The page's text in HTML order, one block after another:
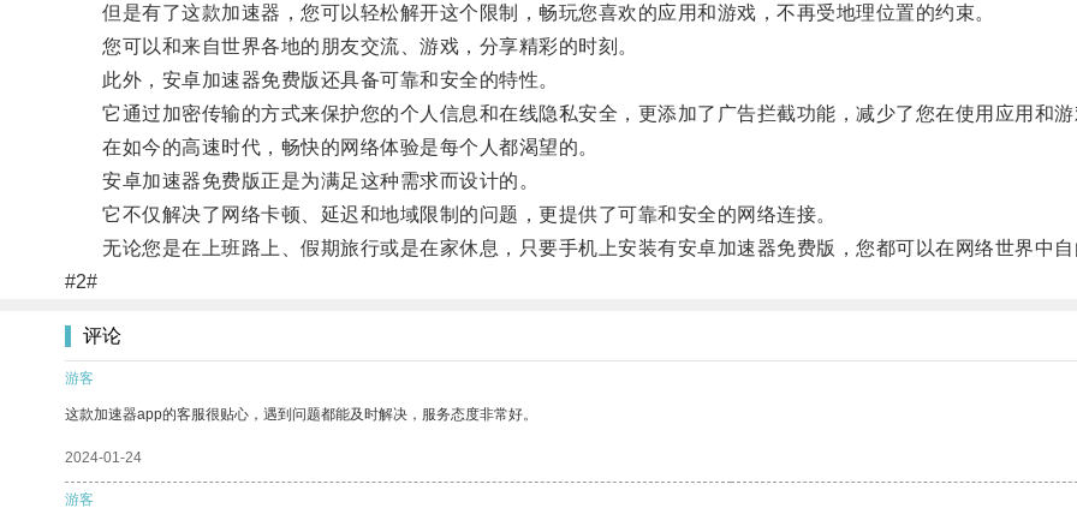
但是有了这款加速器，您可以轻松解开这个限制，畅玩您喜欢的应用和游戏，不再受地理位置的约束。
您可以和来自世界各地的朋友交流、游戏，分享精彩的时刻。
此外，安卓加速器免费版还具备可靠和安全的特性。
它通过加密传输的方式来保护您的个人信息和在线隐私安全，更添加了广告拦截功能，减少了您在使用应用和
在如今的高速时代，畅快的网络体验是每个人都渴望的。
安卓加速器免费版正是为满足这种需求而设计的。
它不仅解决了网络卡顿、延迟和地域限制的问题，更提供了可靠和安全的网络连接。
无论您是在上班路上、假期旅行或是在家休息，只要手机上安装有安卓加速器免费版，您都可以在网络世界中
#2#
评论
游客
这款加速器app的客服很贴心，遇到问题都能及时解决，服务态度非常好。
2024-01-24
游客